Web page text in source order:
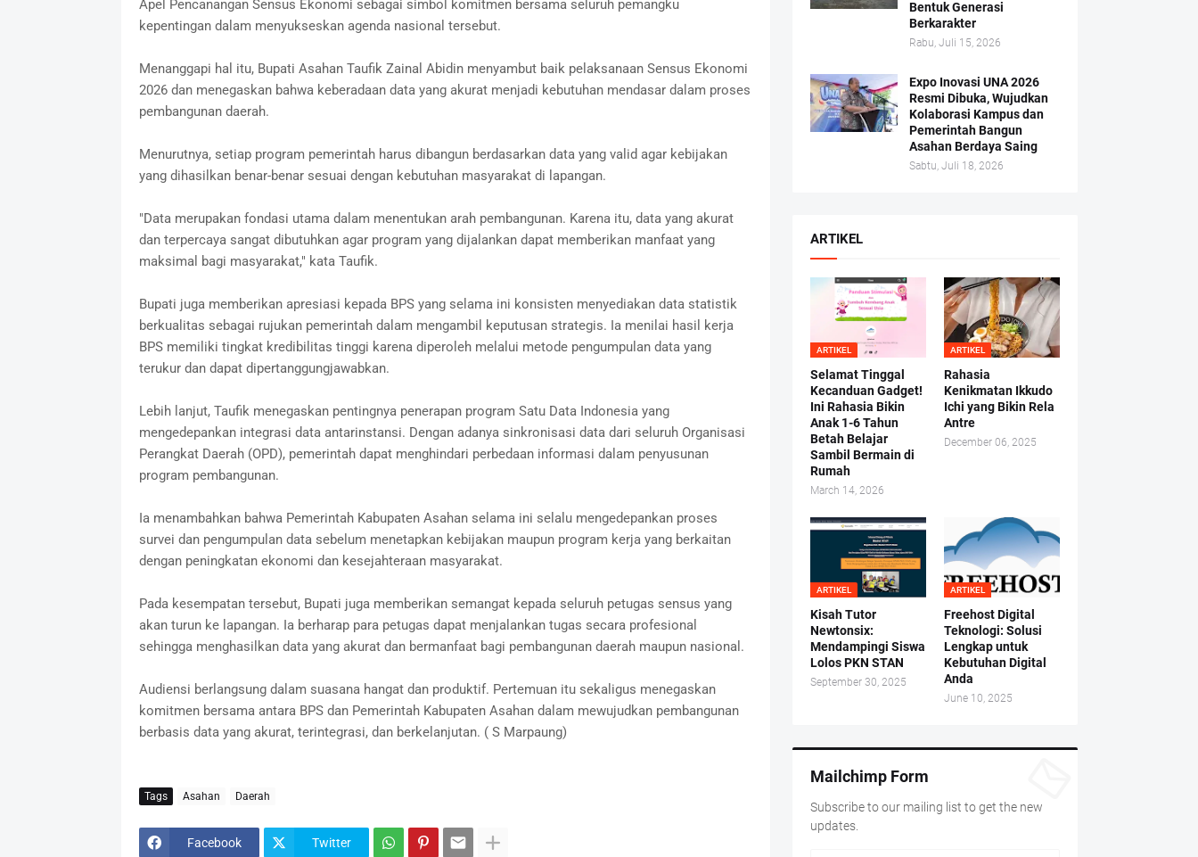
Apel Pencanangan Sensus Ekonomi sebagai simbol komitmen bersama seluruh pemangku
kepentingan dalam menyukseskan agenda nasional tersebut.
Menanggapi hal itu, Bupati Asahan Taufik Zainal Abidin menyambut baik pelaksanaan Sensus Ekonomi
2026 dan menegaskan bahwa keberadaan data yang akurat menjadi kebutuhan mendasar dalam proses
pembangunan daerah.
Menurutnya, setiap program pemerintah harus dibangun berdasarkan data yang valid agar kebijakan
yang dihasilkan benar-benar sesuai dengan kebutuhan masyarakat di lapangan.
"Data merupakan fondasi utama dalam menentukan arah pembangunan. Karena itu, data yang akurat
dan terpercaya sangat dibutuhkan agar program yang dijalankan dapat memberikan manfaat yang
maksimal bagi masyarakat," kata Taufik.
Bupati juga memberikan apresiasi kepada BPS yang selama ini konsisten menyediakan data statistik
berkualitas sebagai rujukan pemerintah dalam mengambil keputusan strategis. Ia menilai hasil kerja
BPS memiliki tingkat kredibilitas tinggi karena diperoleh melalui metode pengumpulan data yang
terukur dan dapat dipertanggungjawabkan.
Lebih lanjut, Taufik menegaskan pentingnya penerapan program Satu Data Indonesia yang
mengedepankan integrasi data antarinstansi. Dengan adanya sinkronisasi data dari seluruh Organisasi
Perangkat Daerah (OPD), pemerintah dapat menghindari perbedaan informasi dalam penyusunan
program pembangunan.
Ia menambahkan bahwa Pemerintah Kabupaten Asahan selama ini selalu mengedepankan proses
survei dan pengumpulan data sebelum menetapkan kebijakan maupun program kerja yang berkaitan
dengan peningkatan ekonomi dan kesejahteraan masyarakat.
Pada kesempatan tersebut, Bupati juga memberikan semangat kepada seluruh petugas sensus yang
akan turun ke lapangan. Ia berharap para petugas dapat menjalankan tugas secara profesional
sehingga menghasilkan data yang akurat dan bermanfaat bagi pembangunan daerah maupun nasional.
Audiensi berlangsung dalam suasana hangat dan produktif. Pertemuan itu sekaligus menegaskan
komitmen bersama antara BPS dan Pemerintah Kabupaten Asahan dalam mewujudkan pembangunan
berbasis data yang akurat, terintegrasi, dan berkelanjutan. ( S Marpaung)
Tags Asahan Daerah
Facebook Twitter
Bentuk Generasi
Berkarakter
Rabu, Juli 15, 2026
Expo Inovasi UNA 2026
Resmi Dibuka, Wujudkan
Kolaborasi Kampus dan
Pemerintah Bangun
Asahan Berdaya Saing
Sabtu, Juli 18, 2026
ARTIKEL
ARTIKEL
Selamat Tinggal
Kecanduan Gadget!
Ini Rahasia Bikin
Anak 1-6 Tahun
Betah Belajar
Sambil Bermain di
Rumah
March 14, 2026
ARTIKEL
Rahasia
Kenikmatan Ikkudo
Ichi yang Bikin Rela
Antre
December 06, 2025
ARTIKEL
Kisah Tutor
Newtonsix:
Mendampingi Siswa
Lolos PKN STAN
September 30, 2025
ARTIKEL
Freehost Digital
Teknologi: Solusi
Lengkap untuk
Kebutuhan Digital
Anda
June 10, 2025
Mailchimp Form
Subscribe to our mailing list to get the new
updates.